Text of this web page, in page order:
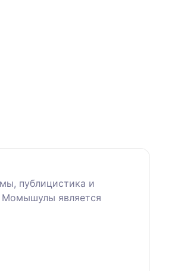
публицистика и
Момышулы является